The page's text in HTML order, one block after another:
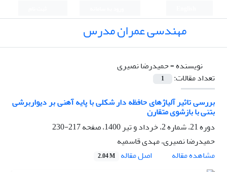
مهندسی عمران مدرس
نویسنده =حمیدرضا نصیری
تعداد مقالات:
1
بررسی تاثیر آلیاژهای حافظه دار شکلی با پایه آهنی بر دیواربرشی
بتنی با بازشوی متقارن
دوره 21، شماره 2، خرداد و تیر 1400، صفحه
217-230
حمیدرضا نصیری، مهدی قاسمیه
مشاهده مقاله
اصل مقاله 2.04 M